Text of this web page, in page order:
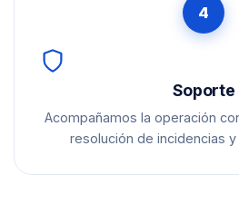
4
Soporte
Acompañamos la operación
resolución de incidencias